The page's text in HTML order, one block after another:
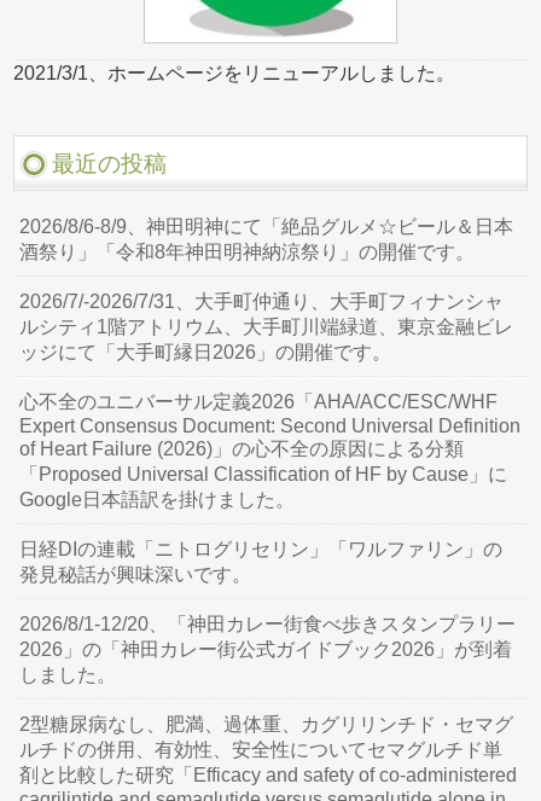
2021/3/1、ホームページをリニューアルしました。
最近の投稿
2026/8/6-8/9、神田明神にて「絶品グルメ☆ビール＆日本
酒祭り」「令和8年神田明神納涼祭り」の開催です。
2026/7/-2026/7/31、大手町仲通り、大手町フィナンシャ
ルシティ1階アトリウム、大手町川端緑道、東京金融ビレ
ッジにて「大手町縁日2026」の開催です。
心不全のユニバーサル定義2026「AHA/ACC/ESC/WHF
Expert Consensus Document: Second Universal Definition
of Heart Failure (2026)」の心不全の原因による分類
「Proposed Universal Classification of HF by Cause」に
Google日本語訳を掛けました。
日経DIの連載「ニトログリセリン」「ワルファリン」の
発見秘話が興味深いです。
2026/8/1-12/20、「神田カレー街食べ歩きスタンプラリー
2026」の「神田カレー街公式ガイドブック2026」が到着
しました。
2型糖尿病なし、肥満、過体重、カグリリンチド・セマグ
ルチドの併用、有効性、安全性についてセマグルチド単
剤と比較した研究「Efficacy and safety of co-administered